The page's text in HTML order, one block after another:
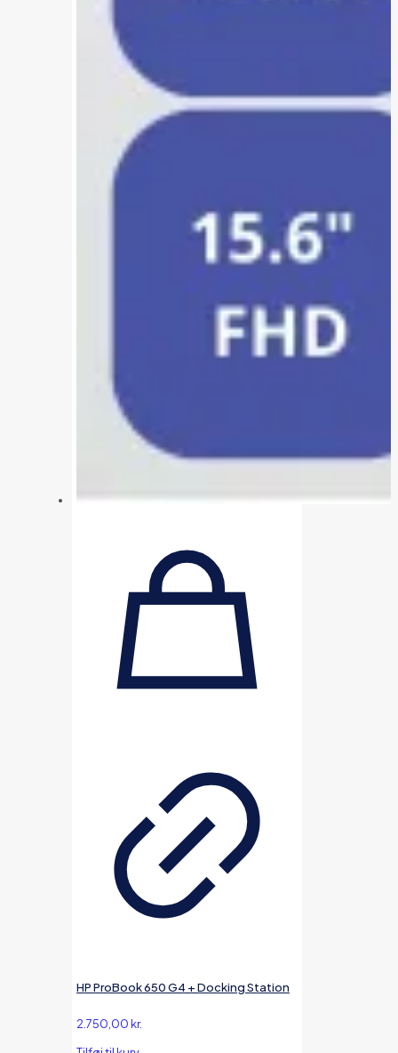
HP ProBook 650 G4 + Docking Station
2.750,00kr.